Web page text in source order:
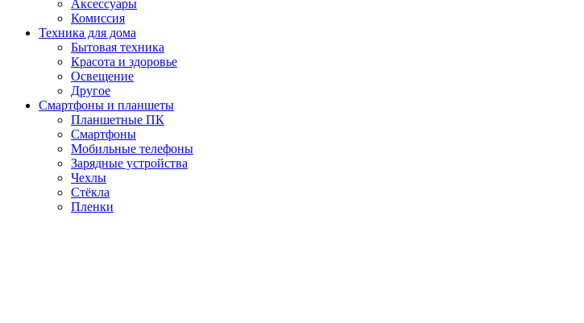
Аксессуары
Комиссия
Техника для дома
Бытовая техника
Красота и здоровье
Освещение
Другое
Смартфоны и планшеты
Планшетные ПК
Смартфоны
Мобильные телефоны
Зарядные устройства
Чехлы
Стёкла
Пленки